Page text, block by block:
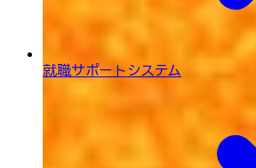
就職サポートシステム